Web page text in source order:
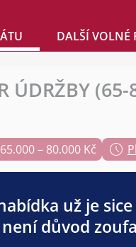
DALŠÍ VOLNÉ
ÚDRŽBY (65-
65.000 – 80.000 Kč
už je
důvod